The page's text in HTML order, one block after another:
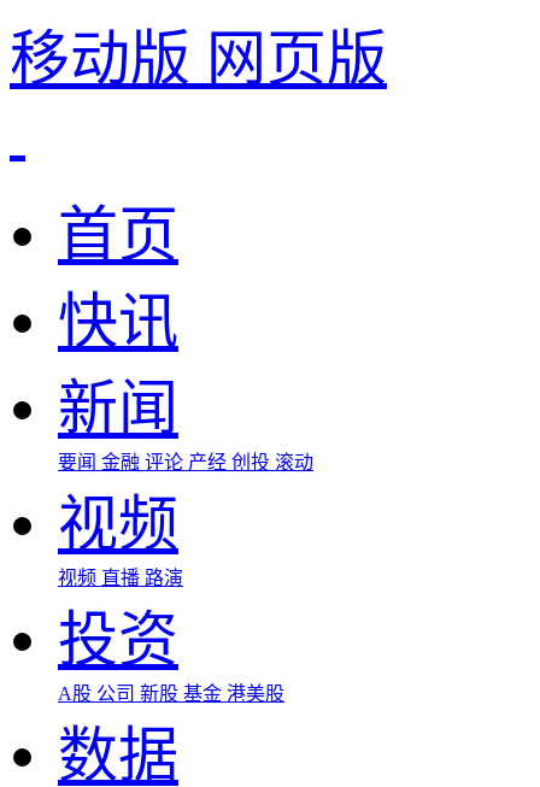
移动版 网页版
首页
快讯
新闻
要闻 金融 评论 产经 创投 滚动
视频
视频 直播 路演
投资
A股 公司 新股 基金 港美股
数据